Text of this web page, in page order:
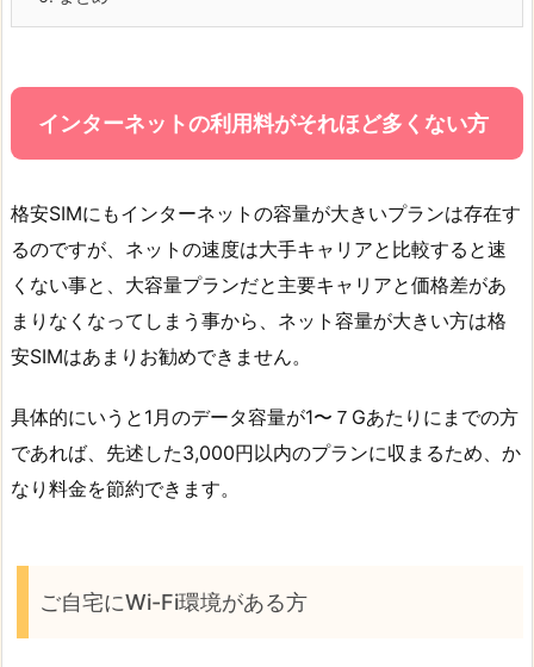
インターネットの利用料がそれほど多くない方
格安SIMにもインターネットの容量が大きいプランは存在す
るのですが、ネットの速度は大手キャリアと比較すると速
くない事と、大容量プランだと主要キャリアと価格差があ
まりなくなってしまう事から、ネット容量が大きい方は格
安SIMはあまりお勧めできません。
具体的にいうと1月のデータ容量が1〜７Gあたりにまでの方
であれば、先述した3,000円以内のプランに収まるため、か
なり料金を節約できます。
ご自宅にWi-Fi環境がある方